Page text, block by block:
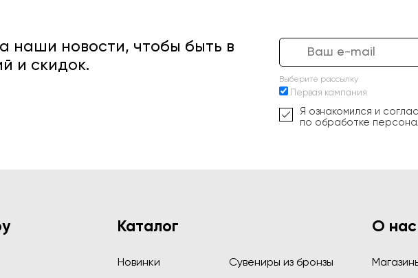
наши новости, чтобы быть в
и скидок.
Выберите рассылку
Первая кампания
Я ознакомился и
по обработке
Каталог
Новинки
Сувениры из бронзы
О нас